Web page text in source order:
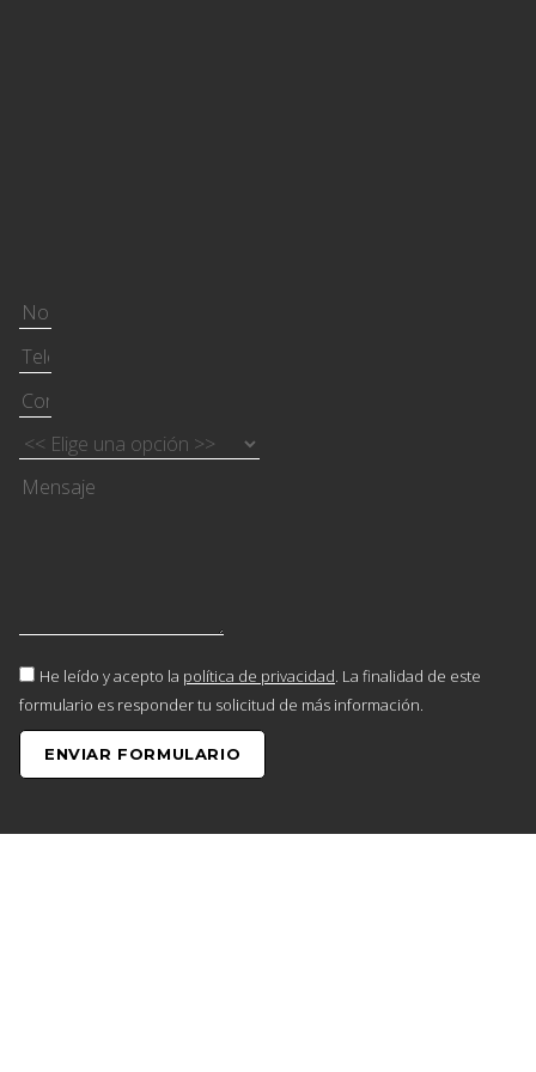
He leído y acepto la política de privacidad. La finalidad de este
formulario es responder tu solicitud de más información.
ENVIAR FORMULARIO